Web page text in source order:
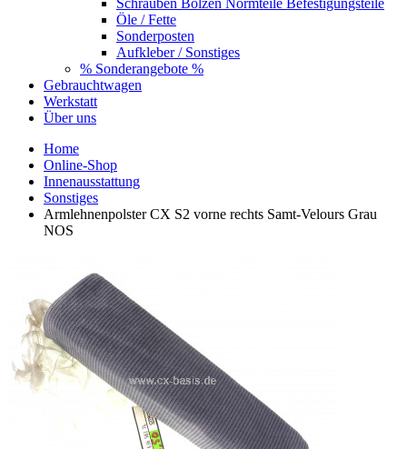
Öle / Fette
Sonderposten
Aufkleber / Sonstiges
% Sonderangebote %
Gebrauchtwagen
Werkstatt
Über uns
Home
Online-Shop
Innenausstattung
Sonstiges
Armlehnenpolster CX S2 vorne rechts Samt-Velours Grau
NOS